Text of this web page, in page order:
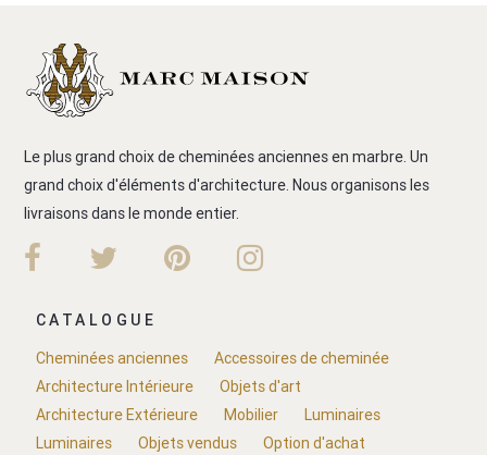
Le plus grand choix de cheminées anciennes en marbre. Un
grand choix d'éléments d'architecture. Nous organisons les
livraisons dans le monde entier.
CATALOGUE
Cheminées anciennes
Accessoires de cheminée
Architecture Intérieure
Objets d'art
Architecture Extérieure
Mobilier
Luminaires
Luminaires
Objets vendus Option d'achat